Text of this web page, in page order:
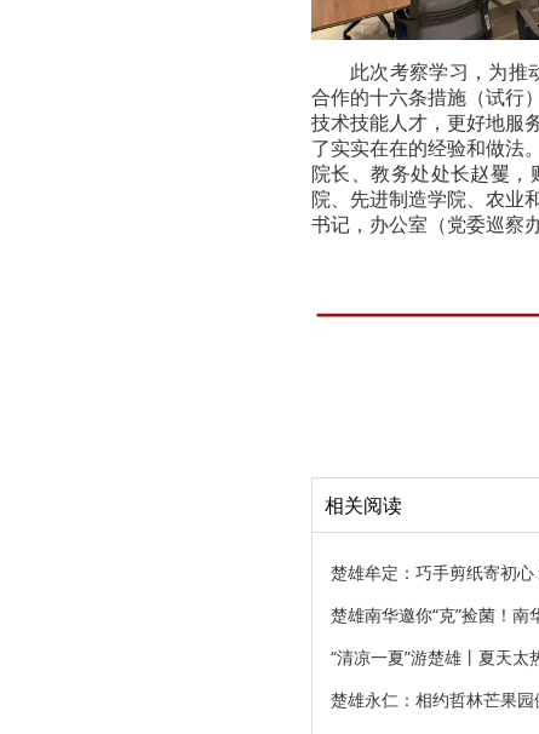
此次考察学习，为推
合作的十六条措施（试行
技术技能人才，更好地服
了实实在在的经验和做法
院长、教务处处长赵矍
院、先进制造学院、农业
书记，办公室（党委巡察
相关阅读
楚雄牟定：巧手剪纸寄初
楚雄南华邀你“克”捡菌！
“清凉一夏”游楚雄丨夏天太
楚雄永仁：相约哲林芒果